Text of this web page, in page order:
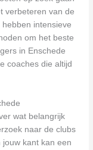
verbeteren van de
intensieve
om het beste
in Enschede
coaches die altijd
wat belangrijk
naar de clubs
kant kan een